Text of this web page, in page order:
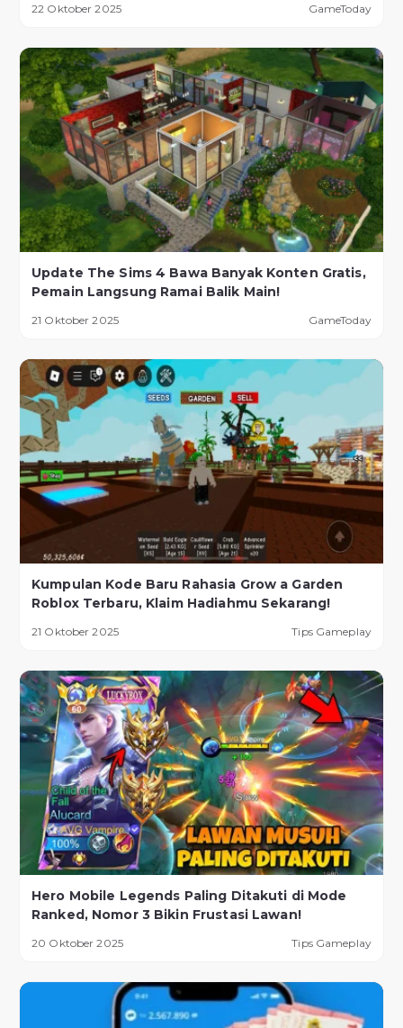
22 Oktober 2025 GameToday
Update The Sims 4 Bawa Banyak Konten Gratis,
Pemain Langsung Ramai Balik Main!
21 Oktober 2025 GameToday
Kumpulan Kode Baru Rahasia Grow a Garden
Roblox Terbaru, Klaim Hadiahmu Sekarang!
21 Oktober 2025 Tips Gameplay
Hero Mobile Legends Paling Ditakuti di Mode
Ranked, Nomor 3 Bikin Frustasi Lawan!
20 Oktober 2025 Tips Gameplay